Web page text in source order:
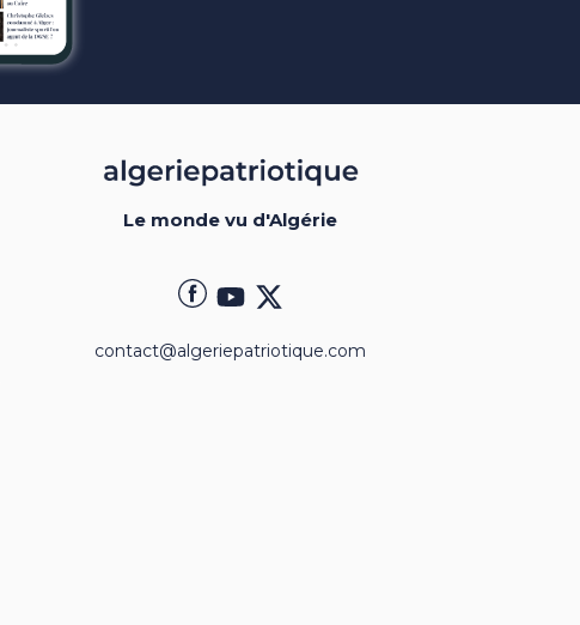
Le monde vu d'Algérie
contact@algeriepatriotique.com